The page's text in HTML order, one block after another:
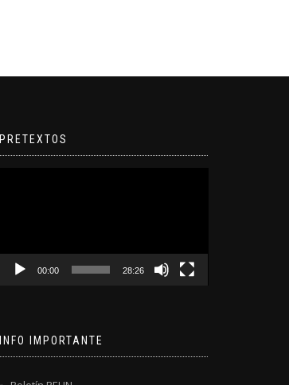
PRETEXTOS
00:00 28:26
INFO IMPORTANTE